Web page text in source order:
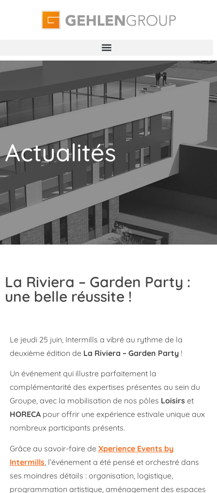
Actualités
La Riviera – Garden Party :
une belle réussite !
Le jeudi 25 juin, Intermills a vibré au rythme de la
deuxième édition de La Riviera – Garden Party !
Un événement qui illustre parfaitement la
complémentarité des expertises présentes au sein du
Groupe, avec la mobilisation de nos pôles Loisirs et
HORECA pour offrir une expérience estivale unique aux
nombreux participants présents.
Grâce au savoir-faire de Xperience Events by
Intermills , l’événement a été pensé et orchestré dans
ses moindres détails : organisation, logistique,
programmation artistique, aménagement des espaces